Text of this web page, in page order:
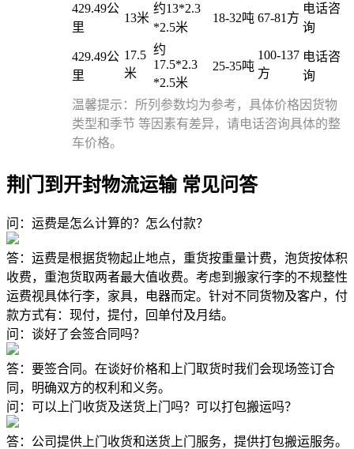
429.49公
里
13米
约13*2.3
*2.5米
18-32吨 67-81方
电话咨
询
429.49公
里
17.5
米
约
17.5*2.3
*2.5米
25-35吨
100-137
方
电话咨
询
温馨提示：所列参数均为参考，具体价格因货物
类型和季节 等因素有差异，请电话咨询具体的整
车价格。
荆门到开封物流运输 常见问答
问：运费是怎么计算的？怎么付款？
答：运费是根据货物起止地点，重货按重量计费，泡货按体积
收费，重泡货取两者最大值收费。考虑到搬家行李的不规整性
运费视具体行李，家具，电器而定。针对不同货物及客户，付
款方式有：现付，提付，回单付及月结。
问：谈好了会签合同吗？
答：要签合同。在谈好价格和上门取货时我们会现场签订合
同，明确双方的权利和义务。
问：可以上门收货及送货上门吗？可以打包搬运吗？
答：公司提供上门收货和送货上门服务，提供打包搬运服务。